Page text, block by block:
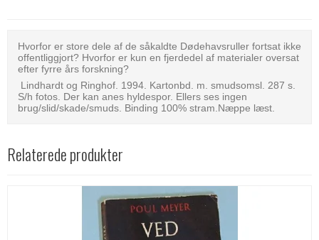
Hvorfor er store dele af de såkaldte Dødehavsruller fortsat ikke
offentliggjort? Hvorfor er kun en fjerdedel af materialer oversat
efter fyrre års forskning?
Lindhardt og Ringhof. 1994. Kartonbd. m. smudsomsl. 287 s.
S/h fotos. Der kan anes hyldespor. Ellers ses ingen
brug/slid/skade/smuds. Binding 100% stram.Næppe læst.
Relaterede produkter